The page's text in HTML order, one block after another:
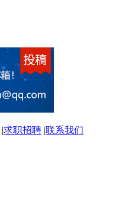
|求职招聘 |联系我们